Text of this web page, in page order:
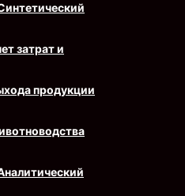
затрат и
продукции